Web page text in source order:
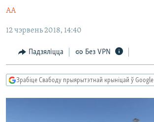
галоўнай
Перайсьці
пошуку
ВАЙНА
БЕЛАРУСЫ НА ВАЙНЕ
КУЛЬТУРА
КНІГІ
АЎДЫЁКНІГІ
МОВА
FACEBOOK
TWITTER
САЧЫЦЕ ЗА АБНАЎЛЕНЬНЯМІ
Усе сайты РС/РСЭ
АА
12 чэрвень 2018, 14:40
Падзяліцца Без VPN
Зрабіце Свабоду прыярытэтнай крыніцай ў Google